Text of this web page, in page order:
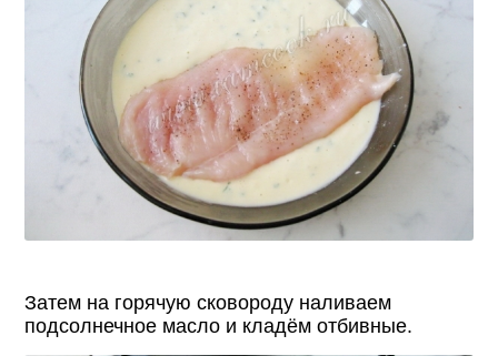
Затем на горячую сковороду наливаем
подсолнечное масло и кладём отбивные.